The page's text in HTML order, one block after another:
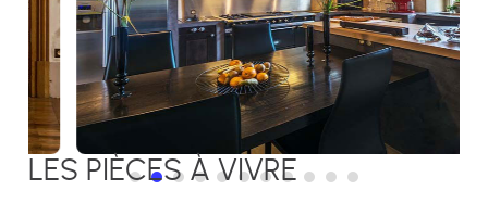
LES PIÈCES À VIVRE